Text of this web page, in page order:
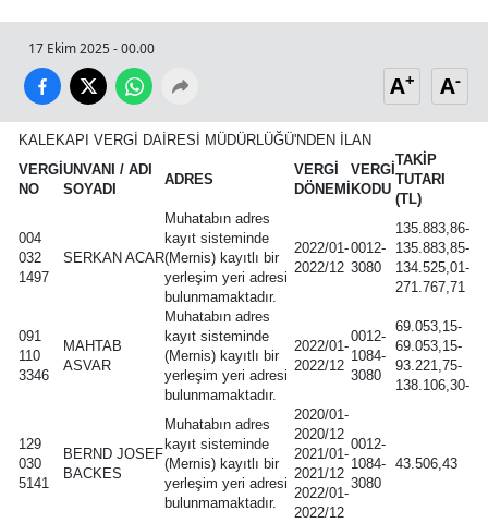
17 Ekim 2025 - 00.00
A+ A-
KALEKAPI VERGİ DAİRESİ MÜDÜRLÜĞÜ'NDEN İLAN
VERGİ
NO
UNVANI / ADI
SOYADI
ADRES
VERGİ
DÖNEMİ
VERGİ
KODU
TAKİP
TUTARI
(TL)
004
032
1497
SERKAN ACAR
Muhatabın adres
kayıt sisteminde
(Mernis) kayıtlı bir
yerleşim yeri adresi
bulunmamaktadır.
2022/01-
2022/12
0012-
3080
135.883,86-
135.883,85-
134.525,01-
271.767,71
091
110
3346
MAHTAB
ASVAR
Muhatabın adres
kayıt sisteminde
(Mernis) kayıtlı bir
yerleşim yeri adresi
bulunmamaktadır.
2022/01-
2022/12
0012-
1084-
3080
69.053,15-
69.053,15-
93.221,75-
138.106,30-
129
030
5141
BERND JOSEF
BACKES
Muhatabın adres
kayıt sisteminde
(Mernis) kayıtlı bir
yerleşim yeri adresi
bulunmamaktadır.
2020/01-
2020/12
2021/01-
2021/12
2022/01-
2022/12
0012-
1084-
3080
43.506,43